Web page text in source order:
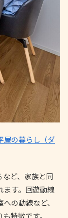
屋の暮らし（ダ
ど、家族と同
ます。回遊動線
の動線など、
特徴です。